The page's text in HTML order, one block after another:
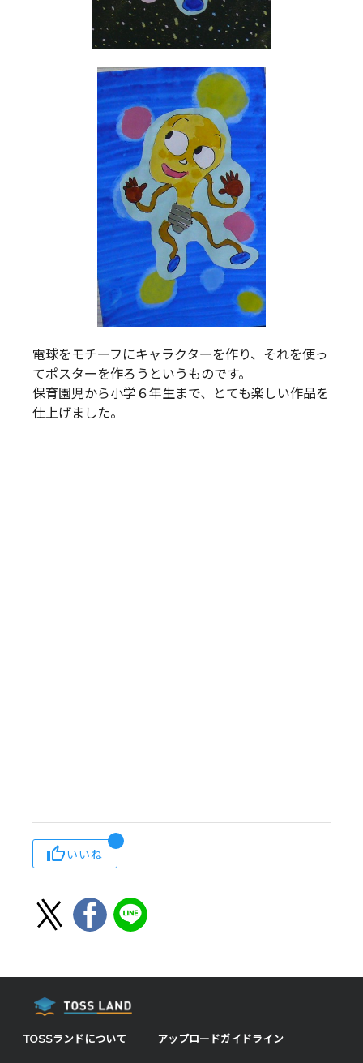
電球をモチーフにキャラクターを作り、それを使っ
てポスターを作ろうというものです。
保育園児から小学６年生まで、とても楽しい作品を
仕上げました。
いいね
TOSSランドについて アップロードガイドライン